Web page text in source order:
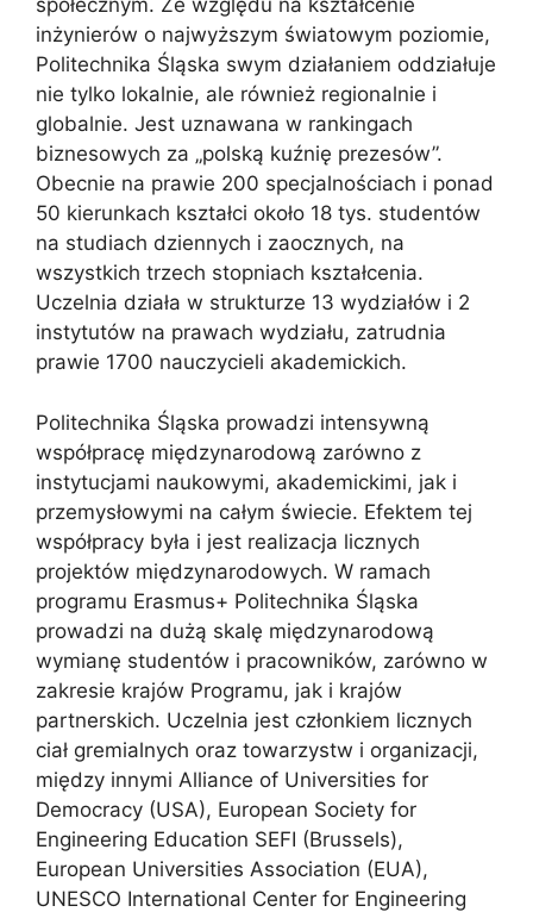
społecznym. Ze względu na kształcenie
inżynierów o najwyższym światowym poziomie,
Politechnika Śląska swym działaniem oddziałuje
nie tylko lokalnie, ale również regionalnie i
globalnie. Jest uznawana w rankingach
biznesowych za „polską kuźnię prezesów”.
Obecnie na prawie 200 specjalnościach i ponad
50 kierunkach kształci około 18 tys. studentów
na studiach dziennych i zaocznych, na
wszystkich trzech stopniach kształcenia.
Uczelnia działa w strukturze 13 wydziałów i 2
instytutów na prawach wydziału, zatrudnia
prawie 1700 nauczycieli akademickich.
Politechnika Śląska prowadzi intensywną
współpracę międzynarodową zarówno z
instytucjami naukowymi, akademickimi, jak i
przemysłowymi na całym świecie. Efektem tej
współpracy była i jest realizacja licznych
projektów międzynarodowych. W ramach
programu Erasmus+ Politechnika Śląska
prowadzi na dużą skalę międzynarodową
wymianę studentów i pracowników, zarówno w
zakresie krajów Programu, jak i krajów
partnerskich. Uczelnia jest członkiem licznych
ciał gremialnych oraz towarzystw i organizacji,
między innymi Alliance of Universities for
Democracy (USA), European Society for
Engineering Education SEFI (Brussels),
European Universities Association (EUA),
UNESCO International Center for Engineering